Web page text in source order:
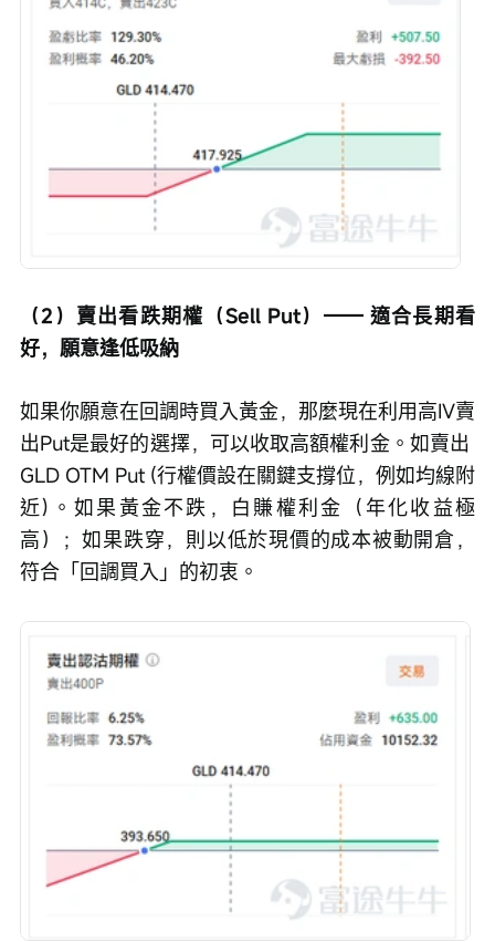
（2）賣出看跌期權（Sell Put）—— 適合長期看
好，願意逢低吸納
如果你願意在回調時買入黃金，那麼現在利用高IV賣
出Put是最好的選擇，可以收取高額權利金。如賣出
GLD OTM Put (行權價設在關鍵支撐位，例如均線附
近)。如果黃金不跌，白賺權利金（年化收益極
高）；如果跌穿，則以低於現價的成本被動開倉，
符合「回調買入」的初衷。